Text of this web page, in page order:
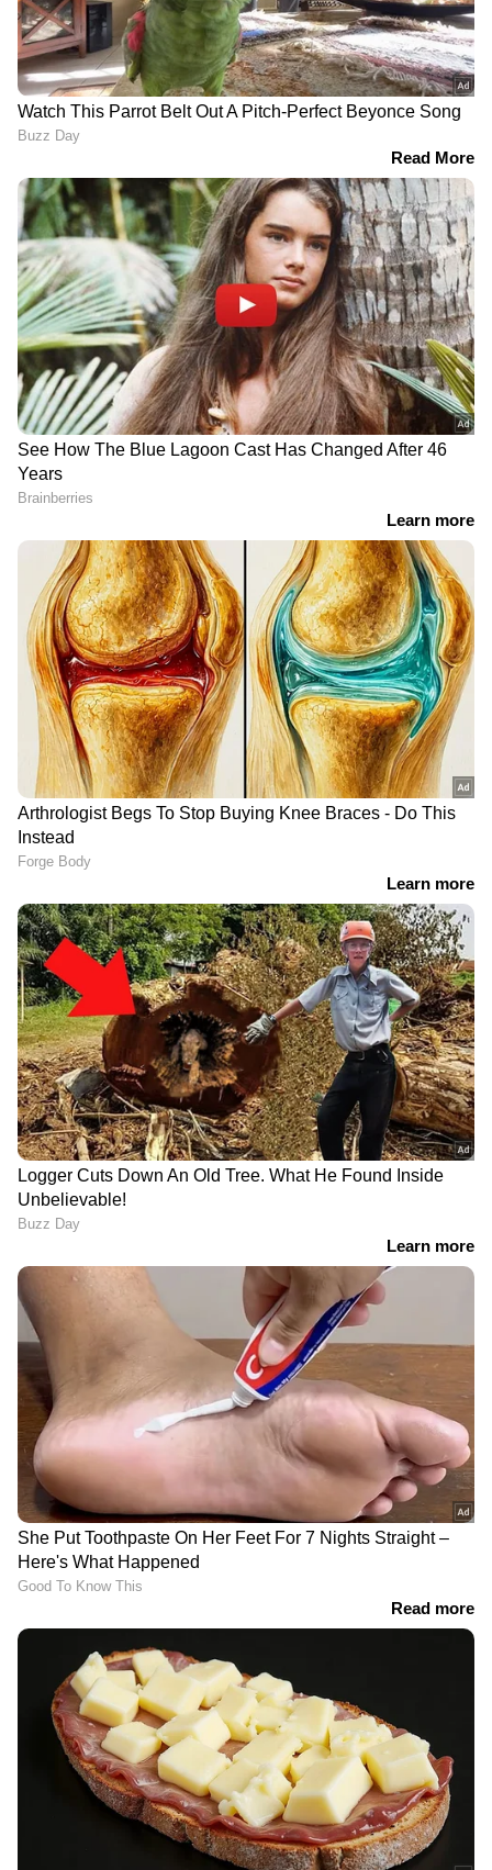
2
7
ടവലും അലക്കാനുള്ള തുണികളും
ഉപയോഗിച്ച ടവലുകളും അലക്കാനുള്ള
തുണികളും ബാത്ത്റൂമിൽ സൂക്ഷിക്കരുത്.
ഈർപ്പമുള്ള അന്തരീക്ഷം 'ഇ-കോളി' പോലുള്ള
അപകടകാരികളായ ബാക്ടീരിയകൾ വളരാൻ
ഇടയാക്കും. ഇത് ചർമ്മത്തിൽ അലർജി,
ഫംഗസ് അണുബാധ, മുഖക്കുരു എന്നിവയ്ക്ക്
കാരണമായേക്കാം.
Related Articles
Health Tips : ചർമ്മം ആരോ​ഗ്യത്തോടെ
നിലനിർത്താൻ നിർബന്ധമായും
കഴിക്കേണ്ട ആറ് ഭക്ഷണങ്ങൾ
Health Tips : നടുവേദനയോട് കൂടിയാണോ
എഴുന്നേൽക്കാറുള്ളത്? എങ്കിൽ
കാരണങ്ങൾ ഇതാകാം
3
7
Image Credit :Gemini
സ്കിൻ കെയർ ഉൽപ്പന്നങ്ങൾ
പലരും മേക്കപ്പ്, സ്കിൻ കെയർ ഉൽപ്പന്നങ്ങൾ
ബാത്ത്റൂമിലെ കണ്ണാടിക്ക് മുന്നിലാണ്